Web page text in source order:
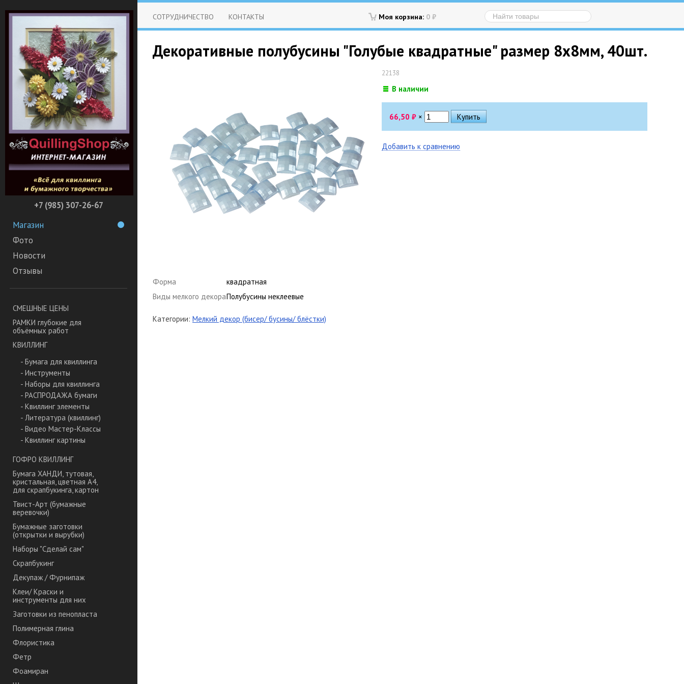
+7 (985) 307-26-67
Магазин
Фото
Новости
Отзывы
СМЕШНЫЕ ЦЕНЫ
РАМКИ глубокие для
объёмных работ
КВИЛЛИНГ
- Бумага для квиллинга
- Инструменты
- Наборы для квиллинга
- РАСПРОДАЖА бумаги
- Квиллинг элементы
- Литература (квиллинг)
- Видео Мастер-Классы
- Квиллинг картины
ГОФРО КВИЛЛИНГ
Бумага ХАНДИ, тутовая,
кристальная, цветная А4,
для скрапбукинга, картон
Твист-Арт (бумажные
веревочки)
Бумажные заготовки
(открытки и вырубки)
Наборы "Сделай сам"
Скрапбукинг
Декупаж / Фурнипаж
Клеи/ Краски и
инструменты для них
Заготовки из пенопласта
Полимерная глина
Флористика
Фетр
Фоамиран
Моя корзина: 0 ₽
СОТРУДНИЧЕСТВО КОНТАКТЫ
Декоративные полубусины "Голубые квадратные" размер 8х8мм, 40шт.
22138
В наличии
66,50 ₽ ×
Добавить к сравнению
Форма
квадратная
Виды мелкого декораПолубусины неклеевые
Категории: Мелкий декор (бисер/ бусины/ блёстки)